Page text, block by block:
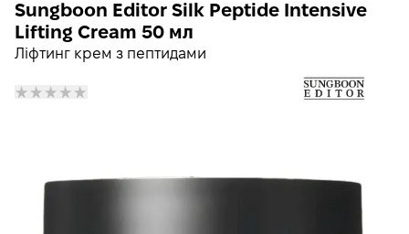
Ліфтинг крем з пептидами
Sungboon Editor Silk Peptide Intensive
Lifting Cream 50 мл